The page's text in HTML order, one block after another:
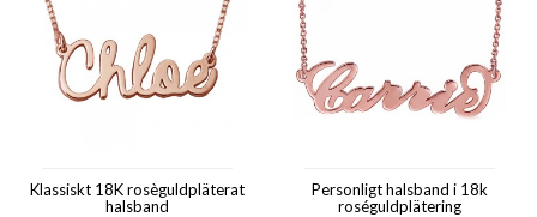
Klassiskt 18K rosèguldpläterat
halsband
Personligt halsband i 18k
roséguldplätering